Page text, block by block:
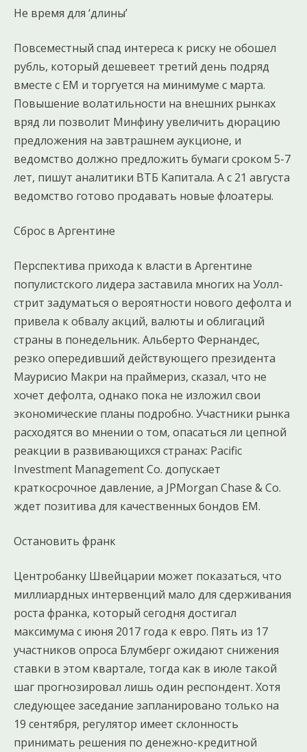
Не время для ‘длины’
Повсеместный спад интереса к риску не обошел
рубль, который дешевеет третий день подряд
вместе с EM и торгуется на минимуме с марта.
Повышение волатильности на внешних рынках
вряд ли позволит Минфину увеличить дюрацию
предложения на завтрашнем аукционе, и
ведомство должно предложить бумаги сроком 5-7
лет, пишут аналитики ВТБ Капитала. А с 21 августа
ведомство готово продавать новые флоатеры.
Сброс в Аргентине
Перспектива прихода к власти в Аргентине
популистского лидера заставила многих на Уолл-
стрит задуматься о вероятности нового дефолта и
привела к обвалу акций, валюты и облигаций
страны в понедельник. Альберто Фернандес,
резко опередивший действующего президента
Маурисио Макри на праймериз, сказал, что не
хочет дефолта, однако пока не изложил свои
экономические планы подробно. Участники рынка
расходятся во мнении о том, опасаться ли цепной
реакции в развивающихся странах: Pacific
Investment Management Co. допускает
краткосрочное давление, а JPMorgan Chase & Co.
ждет позитива для качественных бондов EM.
Остановить франк
Центробанку Швейцарии может показаться, что
миллиардных интервенций мало для сдерживания
роста франка, который сегодня достигал
максимума с июня 2017 года к евро. Пять из 17
участников опроса Блумберг ожидают снижения
ставки в этом квартале, тогда как в июле такой
шаг прогнозировал лишь один респондент. Хотя
следующее заседание запланировано только на
19 сентября, регулятор имеет склонность
принимать решения по денежно-кредитной